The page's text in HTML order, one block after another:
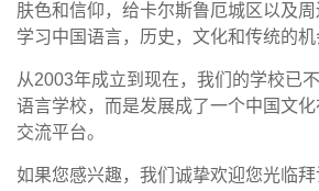
肤色和信仰，给卡尔斯鲁厄城区以及
学习中国语言，历史，文化和传统的机
从2003年成立到现在，我们的学校已
语言学校，而是发展成了一个中国文
交流平台。
如果您感兴趣，我们诚挚欢迎您光临